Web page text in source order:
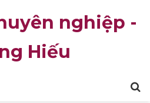
nghiệp -
Hiếu